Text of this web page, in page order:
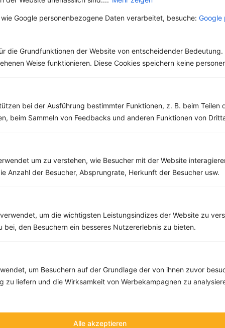
Google personenbezogene Daten verarbeitet, besuche: Google
die Grundfunktionen der Website von entscheidender Bedeutung.
Weise funktionieren. Diese Cookies speichern keine
bei der Ausführung bestimmter Funktionen, z. B. beim Teilen
beim Sammeln von Feedbacks und anderen Funktionen von
um zu verstehen, wie Besucher mit der Website
Anzahl der Besucher, Absprungrate, Herkunft der Besucher usw.
um die wichtigsten Leistungsindizes der Website zu
bei, den Besuchern ein besseres Nutzererlebnis zu bieten.
um Besuchern auf der Grundlage der von ihnen zuvor
zu liefern und die Wirksamkeit von Werbekampagnen zu
Alle akzeptieren
gesunde
Salzalternative
Sojasauce ist nicht nur
mittlerweile wird die
Sauce überall...
Unterschiede
zwischen Brühe,
Die Geschichte der
in verschiedenen
Kulturen...
Weitere Vegetarische Rezepte
Obstsalat mit Quark, Beeren, Banane und Birne
Rezepte mit 500 bis 600 kcal
Rezepte
Mehrkornbrötchen mit Quark, Radieschen und Gurke